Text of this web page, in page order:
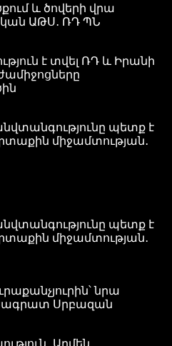
և ծովերի վրա
ԱԹՍ․ ՌԴ ՊՆ
է տվել ՌԴ և Իրանի
պետք է
միջամտության․
պետք է
միջամտության․
նրա
Սրբազան
Արմեն